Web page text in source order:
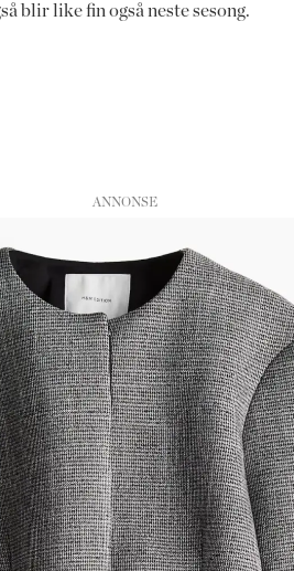
blir like fin også neste sesong.